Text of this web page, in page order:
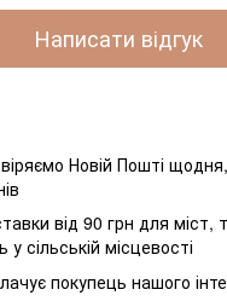
Написати відгук
Новій Пошті
від 90 грн для міст,
у сільській місцевості
покупець нашого